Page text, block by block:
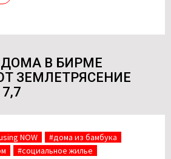
В БИРМЕ
ЗЕМЛЕТРЯСЕНИЕ
NOW
#дома из бамбука
#социальное жилье